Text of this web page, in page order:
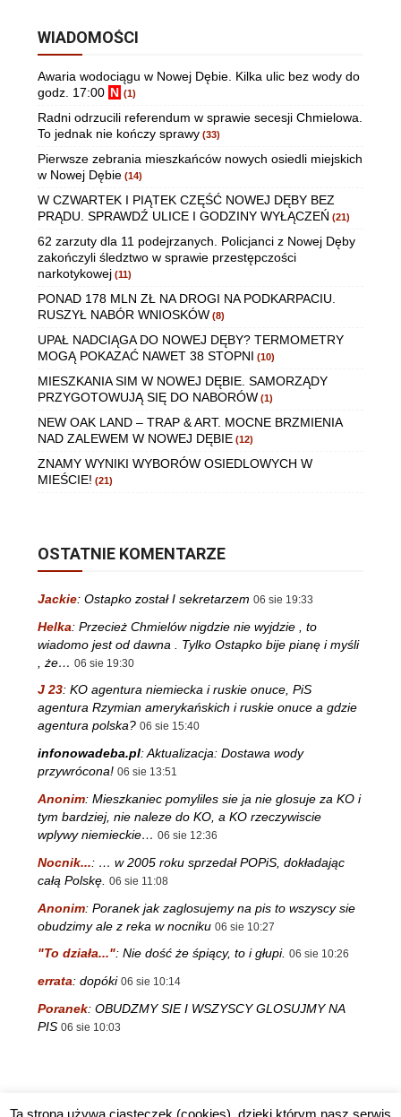
WIADOMOŚCI
Awaria wodociągu w Nowej Dębie. Kilka ulic bez wody do
godz. 17:00 N (1)
Radni odrzucili referendum w sprawie secesji Chmielowa.
To jednak nie kończy sprawy (33)
Pierwsze zebrania mieszkańców nowych osiedli miejskich
w Nowej Dębie (14)
W CZWARTEK I PIĄTEK CZĘŚĆ NOWEJ DĘBY BEZ
PRĄDU. SPRAWDŹ ULICE I GODZINY WYŁĄCZEŃ (21)
62 zarzuty dla 11 podejrzanych. Policjanci z Nowej Dęby
zakończyli śledztwo w sprawie przestępczości
narkotykowej (11)
PONAD 178 MLN ZŁ NA DROGI NA PODKARPACIU.
RUSZYŁ NABÓR WNIOSKÓW (8)
UPAŁ NADCIĄGA DO NOWEJ DĘBY? TERMOMETRY
MOGĄ POKAZAĆ NAWET 38 STOPNI (10)
MIESZKANIA SIM W NOWEJ DĘBIE. SAMORZĄDY
PRZYGOTOWUJĄ SIĘ DO NABORÓW (1)
NEW OAK LAND – TRAP & ART. MOCNE BRZMIENIA
NAD ZALEWEM W NOWEJ DĘBIE (12)
ZNAMY WYNIKI WYBORÓW OSIEDLOWYCH W
MIEŚCIE! (21)
OSTATNIE KOMENTARZE
Jackie: Ostapko został I sekretarzem 06 sie 19:33
Helka: Przecież Chmielów nigdzie nie wyjdzie , to
wiadomo jest od dawna . Tylko Ostapko bije pianę i myśli
, że… 06 sie 19:30
J 23: KO agentura niemiecka i ruskie onuce, PiS
agentura Rzymian amerykańskich i ruskie onuce a gdzie
agentura polska? 06 sie 15:40
infonowadeba.pl:Aktualizacja: Dostawa wody
przywrócona! 06 sie 13:51
Anonim: Mieszkaniec pomyliles sie ja nie glosuje za KO i
tym bardziej, nie naleze do KO, a KO rzeczywiscie
wplywy niemieckie… 06 sie 12:36
Nocnik...: … w 2005 roku sprzedał POPiS, dokładając
całą Polskę. 06 sie 11:08
Anonim: Poranek jak zaglosujemy na pis to wszyscy sie
obudzimy ale z reka w nocniku 06 sie 10:27
"To działa...": Nie dość że śpiący, to i głupi. 06 sie 10:26
errata: dopóki 06 sie 10:14
Poranek: OBUDZMY SIE I WSZYSCY GLOSUJMY NA
PIS 06 sie 10:03